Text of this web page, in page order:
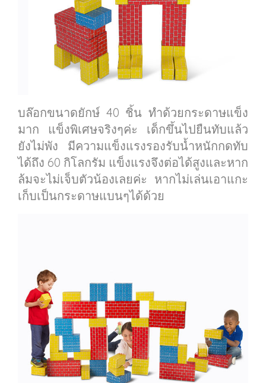
บล๊อกขนาดยักษ์ 40 ชิ้น ทำด้วยกระดาษแข็ง
มาก แข็งพิเศษจริงๆค่ะ เด็กขึ้นไปยืนทับแล้ว
ยังไม่พัง มีความแข็งแรงรองรับน้ำหนักกดทับ
ได้ถึง 60 กิโลกรัม แข็งแรงจึงต่อได้สูงและหาก
ล้มจะไม่เจ็บตัวน้องเลยค่ะ หากไม่เล่นเอาแกะ
เก็บเป็นกระดาษแบนๆได้ด้วย